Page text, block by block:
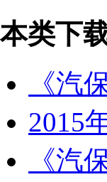
本类下
《汽
2015
《汽